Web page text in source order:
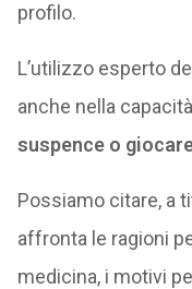
profilo.
L’utilizzo esperto
anche nella
suspence o
Possiamo citare, a
affronta le ragioni
medicina, i motivi